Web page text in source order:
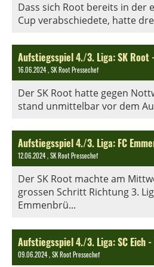
Dass sich Root bereits in der
Cup verabschiedete, hatte
Aufstiegsspiel 4./3. Liga: SK Root
16.06.2024, SK Root Pressechef
Der SK Root hatte gegen
stand unmittelbar vor dem
12.06.2024, SK Root Pressechef
Der SK Root machte am
grossen Schritt Richtung 3.
Emmenbrü...
Aufstiegsspiel 4./3. Liga: SC Eich
09.06.2024, SK Root Pressechef